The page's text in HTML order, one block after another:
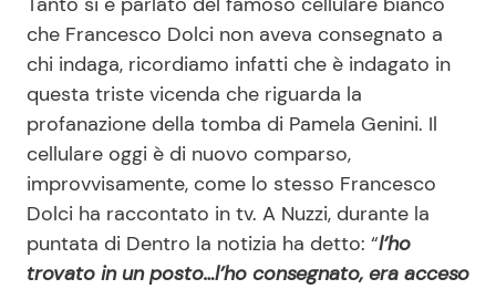
che Francesco Dolci non aveva consegnato a
chi indaga, ricordiamo infatti che è indagato in
questa triste vicenda che riguarda la
profanazione della tomba di Pamela Genini. Il
cellulare oggi è di nuovo comparso,
improvvisamente, come lo stesso Francesco
Dolci ha raccontato in tv. A Nuzzi, durante la
puntata di Dentro la notizia ha detto: “l’ho
trovato in un posto…l’ho consegnato, era acceso